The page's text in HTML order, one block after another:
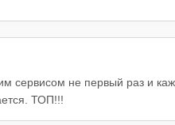
сервисом не первый раз и
ТОП!!!